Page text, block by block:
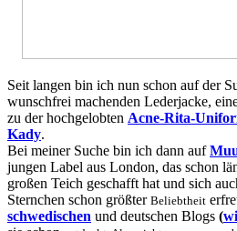
Seit langen bin ich nun schon auf der
wunschfrei machenden Lederjacke,
zu der hochgelobten Acne-Rita-
Kady.
Bei meiner Suche bin ich dann auf
jungen Label aus London, das schon
großen Teich geschafft hat und sich
Sternchen schon größter Beliebtheit
schwedischen und deutschen Blogs (